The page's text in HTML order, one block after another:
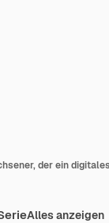
der ein
Alles anzeigen